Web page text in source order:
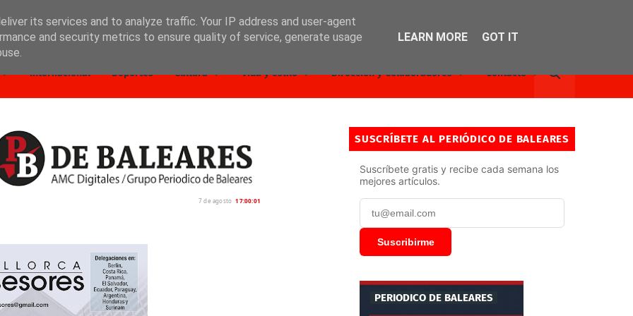
Internacional Deportes Cultura Vida y estilo Dirección y Colaboradores Contacto
7 de agosto 17:00:03
SUSCRÍBETE AL PERIÓDICO DE BALEARES
Suscríbete gratis y recibe cada semana los
mejores artículos.
Suscribirme
PERIODICO DE BALEARES
its services and to analyze traffic. Your IP address and user-agent
and security metrics to ensure quality of service, generate usage
LEARN MORE GOT IT